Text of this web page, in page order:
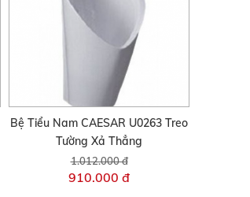
Bệ Tiểu Nam CAESAR U0263 Treo
Tường Xả Thẳng
1.012.000 đ
910.000 đ